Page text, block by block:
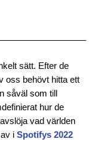
sätt. Efter de
oss behövt hitta ett
såväl som till
hur de
vad världen
i Spotifys 2022